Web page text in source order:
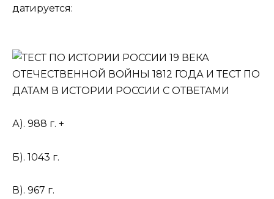
датируется:
А). 988 г. +
Б). 1043 г.
В). 967 г.